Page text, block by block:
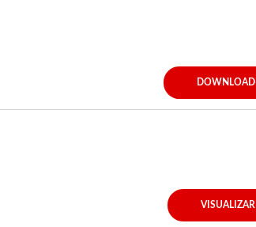
DOWNLOAD
VISUALIZAR